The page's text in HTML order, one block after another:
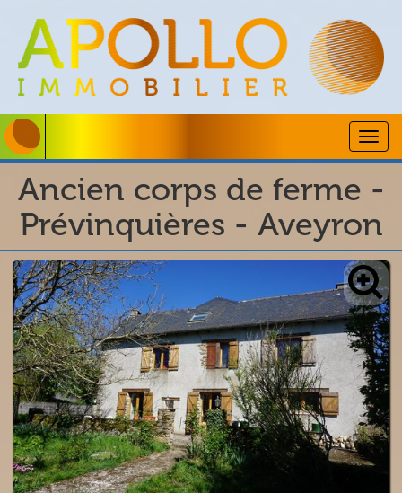
Ancien corps de ferme -
Prévinquières - Aveyron